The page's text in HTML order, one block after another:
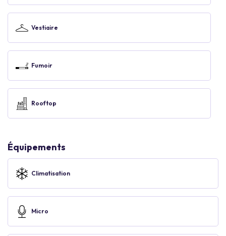
Vestiaire
Fumoir
Rooftop
Équipements
Climatisation
Micro